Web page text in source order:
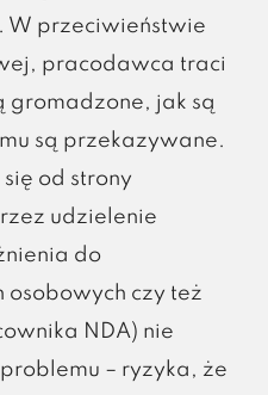
W przeciwieństwie
pracodawca traci
gromadzone, jak są
są przekazywane.
od strony
udzielenie
do
czy też
NDA) nie
– ryzyka, że